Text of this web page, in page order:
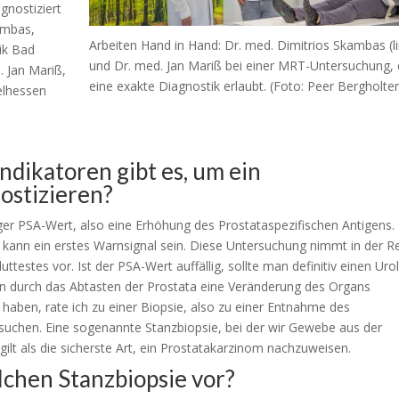
Bad
Jan Mariß,
Arbeiten Hand in Hand: Dr. med. Dimitrios Skambas
und Dr. med. Jan Mariß bei einer MRT-Untersuchung,
eine exakte Diagnostik erlaubt. (Foto: Peer
gibt es, um ein
PSA-Wert, also eine Erhöhung des Prostataspezifischen Antigens.
ein erstes Warnsignal sein. Diese Untersuchung nimmt in der
vor. Ist der PSA-Wert auffällig, sollte man definitiv einen
das Abtasten der Prostata eine Veränderung des Organs
rate ich zu einer Biopsie, also zu einer Entnahme des
Eine sogenannte Stanzbiopsie, bei der wir Gewebe aus der
als die sicherste Art, ein Prostatakarzinom nachzuweisen.
Stanzbiopsie vor?